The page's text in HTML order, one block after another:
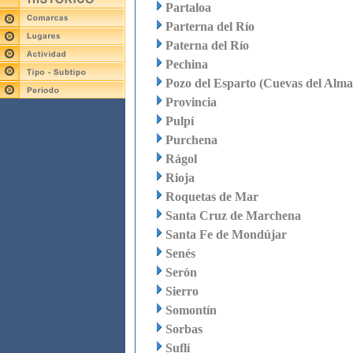
Partaloa
Parterna del Río
Paterna del Río
Pechina
Pozo del Esparto (Cuevas del
Provincia
Pulpí
Purchena
Rágol
Rioja
Roquetas de Mar
Santa Cruz de Marchena
Santa Fe de Mondújar
Senés
Serón
Sierro
Somontín
Sorbas
Suflí